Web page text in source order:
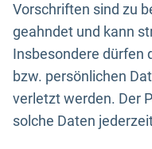
Vorschriften sind zu
geahndet und kann
Insbesondere dürfen
bzw. persönlichen
verletzt werden. Der
solche Daten